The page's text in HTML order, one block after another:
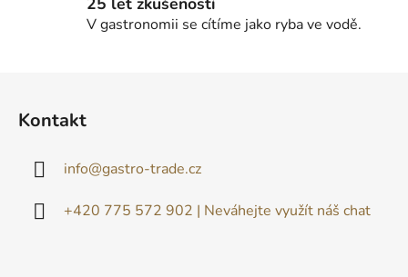
V gastronomii se cítíme jako ryba ve vodě.
Kontakt
info@gastro-trade.cz
+420 775 572 902 | Neváhejte využít náš chat